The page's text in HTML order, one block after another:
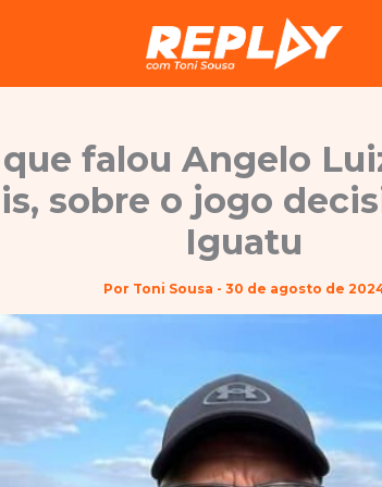
falou Angelo
sobre o jogo
Iguatu
Por Toni Sousa - 30 de agosto de